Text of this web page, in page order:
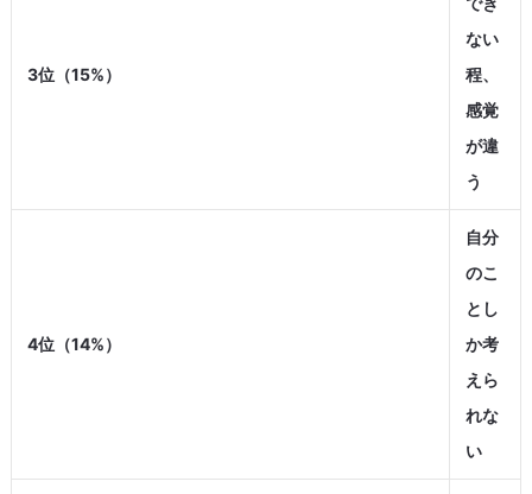
3位（15%）
ない
程、
感覚
が違
う
4位（14%）
自分
のこ
とし
か考
えら
れな
い